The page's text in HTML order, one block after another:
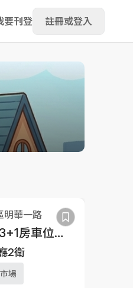
要刊登 註冊或登入
明華一路
R14巨蛋商圈3+1房車位前後雙陽台
2衛
場